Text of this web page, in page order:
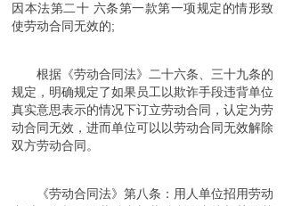
因本法第二十 六条第一款第一项规定的情形致
使劳动合同无效的;
根据《劳动合同法》二十六条、三十九条的
规定，明确规定了如果员工以欺诈手段违背单位
真实意思表示的情况下订立劳动合同，认定为劳
动合同无效，进而单位可以以劳动合同无效解除
双方劳动合同。
《劳动合同法》第八条：用人单位招用劳动